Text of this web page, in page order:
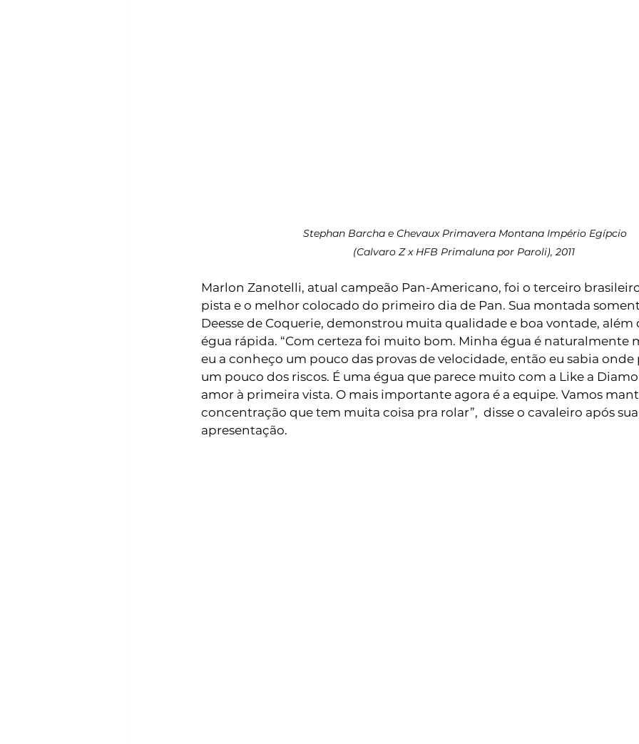
Stephan Barcha e Chevaux Primavera Montana Império Egípcio
(Calvaro Z x HFB Primaluna por Paroli), 2011
Marlon Zanotelli, atual campeão Pan-Americano, foi o terceiro
pista e o melhor colocado do primeiro dia de Pan. Sua montada
Deesse de Coquerie, demonstrou muita qualidade e boa vontade, além
égua rápida. “Com certeza foi muito bom. Minha égua é naturalmente
eu a conheço um pouco das provas de velocidade, então eu sabia
um pouco dos riscos. É uma égua que parece muito com a Like a
amor à primeira vista. O mais importante agora é a equipe. Vamos
concentração que tem muita coisa pra rolar”,  disse o cavaleiro após sua
apresentação.